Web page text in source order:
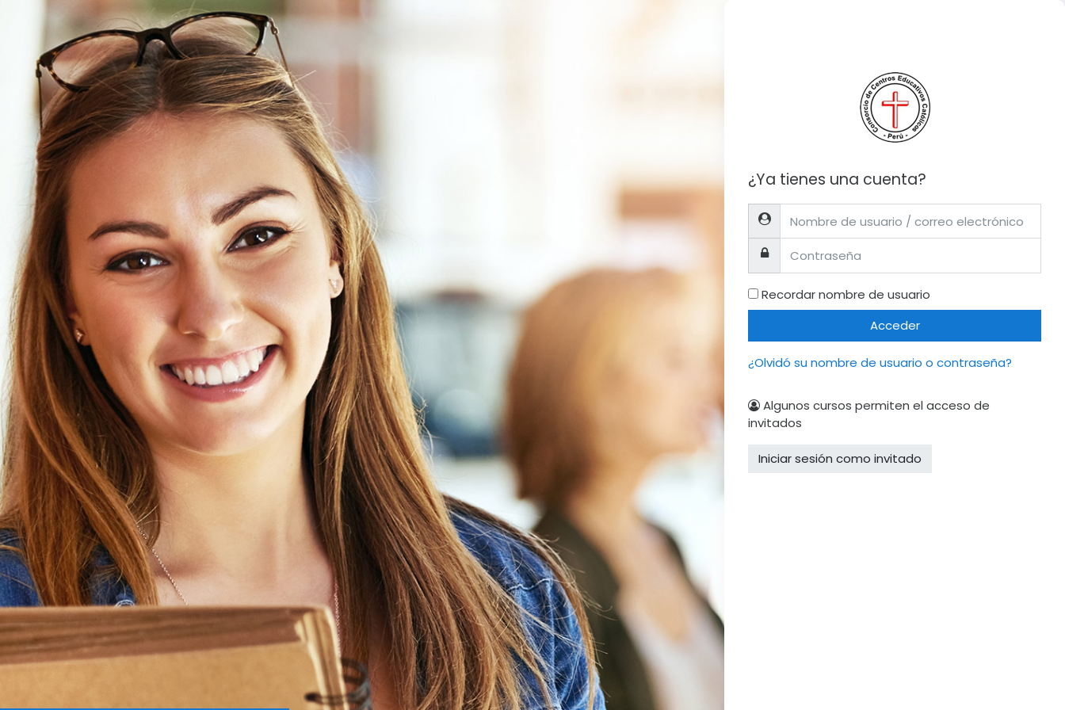
Salta al contenido principal
¿Ya tienes una cuenta?
Nombre de usuario / correo electrónico
Contraseña
Recordar nombre de usuario
Acceder
¿Olvidó su nombre de usuario o contraseña?
Algunos cursos permiten el acceso de
invitados
Iniciar sesión como invitado